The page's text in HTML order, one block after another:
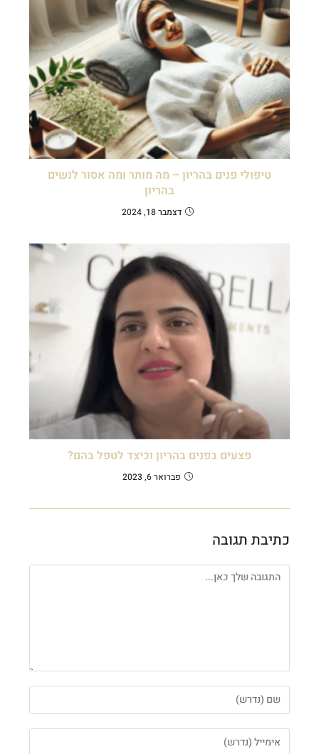
טיפולי פנים בהריון – מה מותר ומה אסור לנשים
בהריון
דצמבר 18, 2024
פצעים בפנים בהריון וכיצד לטפל בהם?
פברואר 6, 2023
כתיבת תגובה